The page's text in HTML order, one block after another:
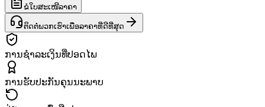
ຂໍໃບສະເໜີລາຄາ
ຕິດຕໍ່ພວກເຮົາເພື່ອລາຄາທີ່ດີທີ່ສຸດ
ການຊຳລະເງິນທີ່ປອດໄພ
ການຮັບປະກັນຄຸນນະພາບ